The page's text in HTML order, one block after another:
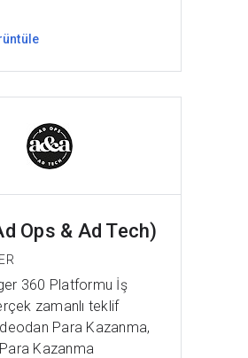
Ops & Ad Tech)
360 Platformu İş
zamanlı teklif
Para Kazanma,
Kazanma